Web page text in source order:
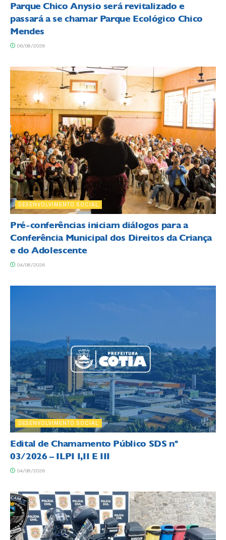
Parque Chico Anysio será revitalizado e
passará a se chamar Parque Ecológico Chico
Mendes
06/08/2026
DESENVOLVIMENTO SOCIAL
Pré-conferências iniciam diálogos para a
Conferência Municipal dos Direitos da Criança
e do Adolescente
04/08/2026
DESENVOLVIMENTO SOCIAL
Edital de Chamamento Público SDS nº
03/2026 – ILPI I,II E III
04/08/2026